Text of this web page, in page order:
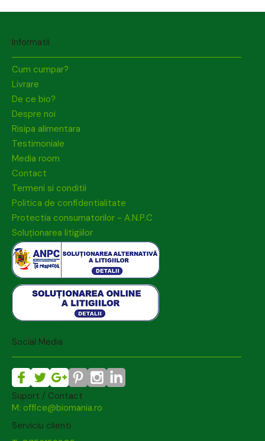
Informatii
Cum cumpar?
Livrare
De ce bio?
Despre noi
Risipa alimentara
Testimoniale
Media room
Contact
Termeni si conditii
Politica de confidentialitate
Protectia consumatorilor - A.N.P.C
Soluționarea litigiilor
Social Media
Suport / Contact
M: office@biomania.ro
Serviciu clienti